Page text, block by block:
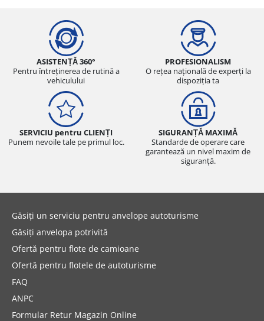
ASISTENȚĂ 360°
Pentru întreținerea de rutină a
vehiculului
PROFESIONALISM
O rețea națională de experți la
dispoziția ta
SERVICIU pentru CLIENȚI
Punem nevoile tale pe primul loc.
SIGURANȚĂ MAXIMĂ
Standarde de operare care
garantează un nivel maxim de
siguranță.
Găsiți un serviciu pentru anvelope autoturisme
Găsiți anvelopa potrivită
Ofertă pentru flote de camioane
Ofertă pentru flotele de autoturisme
FAQ
ANPC
Formular Retur Magazin Online